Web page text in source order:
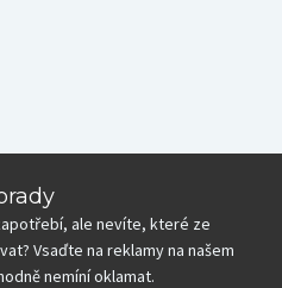
ale nevíte, které ze
Vsaďte na reklamy na našem
nemíní oklamat.